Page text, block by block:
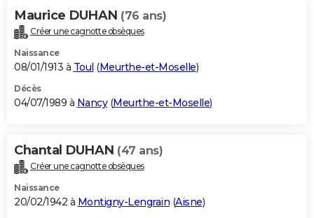
Maurice DUHAN (76 ans)
Créer une cagnotte obsèques
Naissance
08/01/1913 à Toul (Meurthe-et-Moselle)
Décès
04/07/1989 à Nancy(Meurthe-et-Moselle)
Chantal DUHAN (47 ans)
Créer une cagnotte obsèques
Naissance
20/02/1942 à Montigny-Lengrain (Aisne)